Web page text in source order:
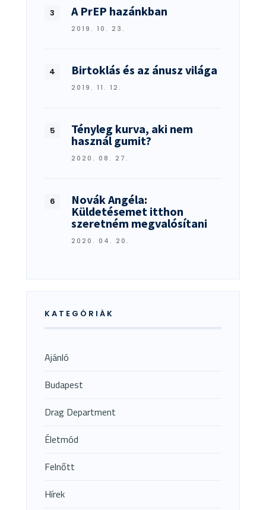
A PrEP hazánkban
2019. 10. 23.
Birtoklás és az ánusz világa
2019. 11. 12.
Tényleg kurva, aki nem
használ gumit?
2020. 08. 27.
Novák Angéla:
Küldetésemet itthon
szeretném megvalósítani
2020. 04. 20.
KATEGÓRIÁK
Ajánló
Budapest
Drag Department
Életmód
Felnőtt
Hírek